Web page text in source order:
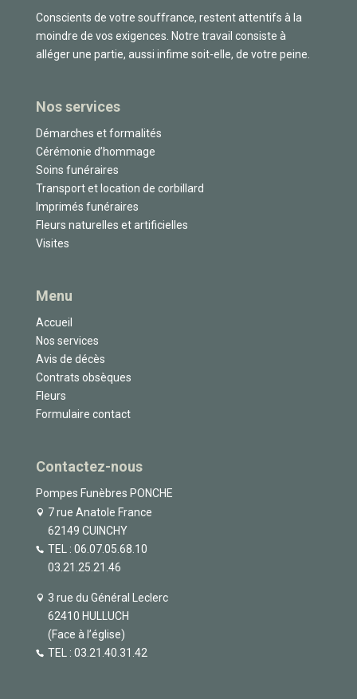
Conscients de votre souffrance, restent attentifs à la
moindre de vos exigences. Notre travail consiste à
alléger une partie, aussi infime soit-elle, de votre peine.
Nos services
Démarches et formalités
Cérémonie d’hommage
Soins funéraires
Transport et location de corbillard
Imprimés funéraires
Fleurs naturelles et artificielles
Visites
Menu
Accueil
Nos services
Avis de décès
Contrats obsèques
Fleurs
Formulaire contact
Contactez-nous
Pompes Funèbres PONCHE
7 rue Anatole France
62149 CUINCHY
TEL : 06.07.05.68.10
03.21.25.21.46
3 rue du Général Leclerc
62410 HULLUCH
(Face à l’église)
TEL : 03.21.40.31.42